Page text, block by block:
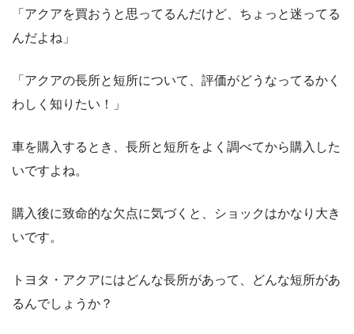
「アクアを買おうと思ってるんだけど、ちょっと迷ってる
んだよね」
「アクアの長所と短所について、評価がどうなってるかく
わしく知りたい！」
車を購入するとき、長所と短所をよく調べてから購入した
いですよね。
購入後に致命的な欠点に気づくと、ショックはかなり大き
いです。
トヨタ・アクアにはどんな長所があって、どんな短所があ
るんでしょうか？